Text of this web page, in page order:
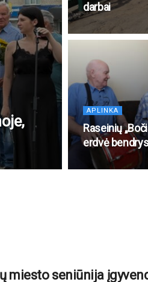
darbai
APLINKA
Raseinių
erdvė
miesto seniūnija